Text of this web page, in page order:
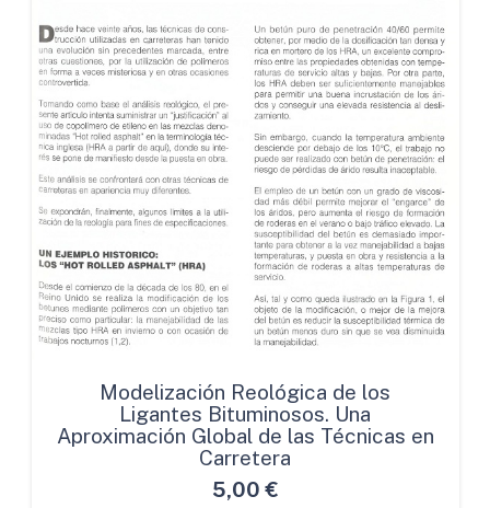
Modelización Reológica de los
Ligantes Bituminosos. Una
Aproximación Global de las Técnicas en
Carretera
5,00 €